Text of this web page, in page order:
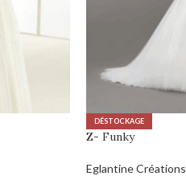
DÉSTOCKAGE
Z- Funky
Eglantine Créations